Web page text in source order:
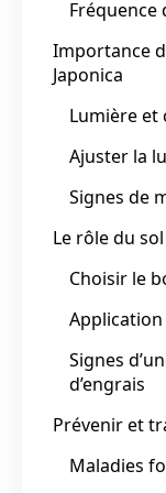
Fréquence
Importance
Japonica
Lumière et
Ajuster la
Signes de
Le rôle du
Choisir le
Application
Signes
d’engrais
Prévenir et
Maladies